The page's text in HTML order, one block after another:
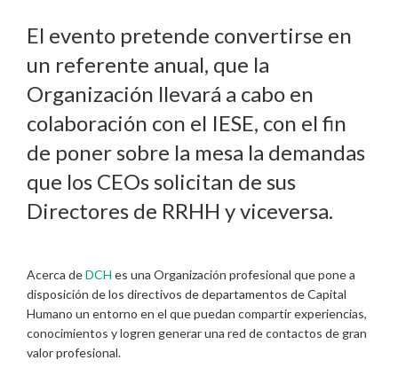
El evento pretende convertirse en
un referente anual, que la
Organización llevará a cabo en
colaboración con el IESE, con el fin
de poner sobre la mesa la demandas
que los CEOs solicitan de sus
Directores de RRHH y viceversa.
Acerca deDCH es una Organización profesional que pone a
disposición de los directivos de departamentos de Capital
Humano un entorno en el que puedan compartir experiencias,
conocimientos y logren generar una red de contactos de gran
valor profesional.